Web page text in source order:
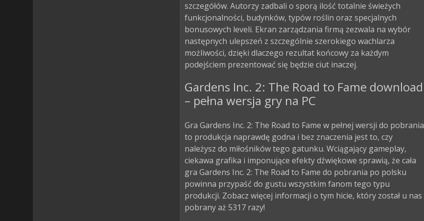
szczegółów. Autorzy zadbali o sporą ilość totalnie świeżych
funkcjonalności, budynków, typów roślin oraz specjalnych
bonusowych leveli. Ekran zarządzania firmą zezwala na wybór
następnych ulepszeń z szczególnie szerokiego wachlarza
możliwości, dzięki dlaczego rezultat końcowy za każdym
podejściem prezentować się będzie ciut inaczej.
Gardens Inc. 2: The Road to Fame download
– pełna wersja gry na PC
Gra Gardens Inc. 2: The Road to Fame w pełnej wersji do pobrania
to produkcja naprawdę godna i bez znaczenia jest to, czy
należysz do miłośników tego gatunku. Wciągający gameplay,
ciekawa grafika i imponujące efekty dźwiękowe sprawią, że cała
gra Gardens Inc. 2: The Road to Fame do pobrania po polsku
powinna przypaść do gustu wszystkim fanom tego typu
produkcji. Zobacz więcej informacji o tym hicie, który został u nas
pobrany aż 5317 razy!